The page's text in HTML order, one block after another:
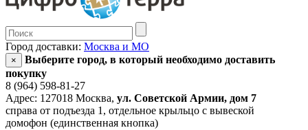
Город доставки: Москва и МО
×
Выберите город, в который необходимо доставить
покупку
8 (964) 598-81-27
Адрес: 127018 Москва, ул. Советской Армии, дом 7
справа от подъезда 1, отдельное крыльцо с вывеской
домофон (единственная кнопка)